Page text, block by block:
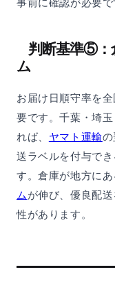
事前に確認が必要で
判断基準⑤：
ム
お届け日順守率を
要です。千葉・埼
れば、 ヤマト運輸
送ラベルを付与で
す。倉庫が地方に
ムが伸び、優良配
性があります。